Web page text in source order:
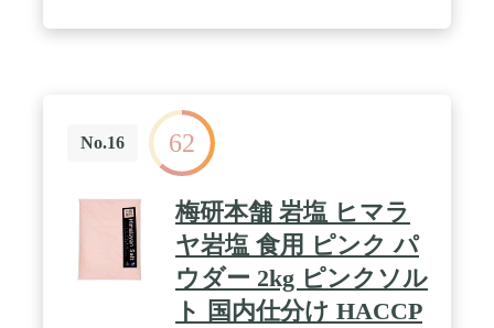
No.16 62
梅研本舗 岩塩 ヒマラ
ヤ岩塩 食用 ピンク パ
ウダー 2kg ピンクソル
ト 国内仕分け HACCP